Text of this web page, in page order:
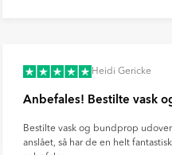
Heidi Gericke
Anbefales! Bestilte vask
Bestilte vask og bundprop
anslået, så har de en helt